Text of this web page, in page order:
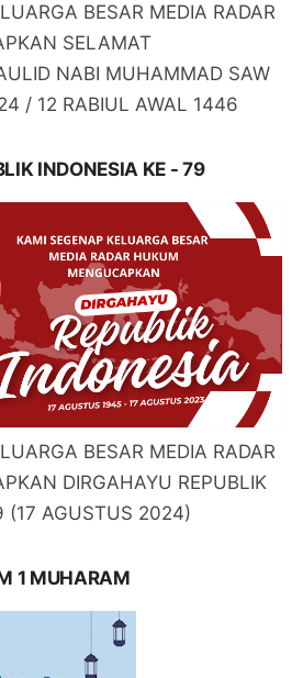
BESAR MEDIA RADAR
SELAMAT
NABI MUHAMMAD SAW
/ 12 RABIUL AWAL 1446
INDONESIA KE - 79
BESAR MEDIA RADAR
DIRGAHAYU REPUBLIK
(17 AGUSTUS 2024)
1 MUHARAM